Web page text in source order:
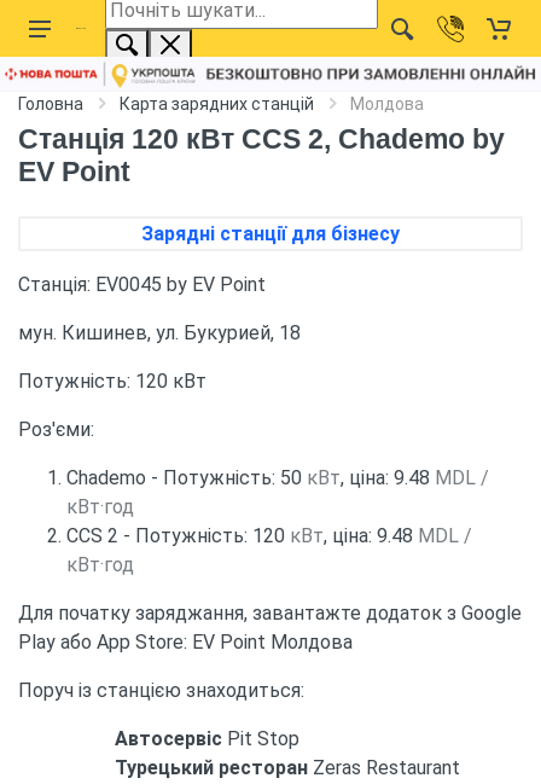
Головна Карта зарядних станцій Молдова
Станція 120 кВт CCS 2, Chademo by
EV Point
Зарядні станції для бізнесу
Станція: EV0045 by EV Point
мун. Кишинев, ул. Букурией, 18
Потужність: 120 кВт
Роз'єми:
Chademo - Потужність: 50 кВт, ціна: 9.48 MDL /
кВт·год
CCS 2 - Потужність: 120 кВт, ціна: 9.48 MDL /
кВт·год
Для початку заряджання, завантажте додаток з Google
Play або App Store: EV Point Молдова
Поруч із станцією знаходиться:
Автосервіс Pit Stop
Турецький ресторан Zeras Restaurant